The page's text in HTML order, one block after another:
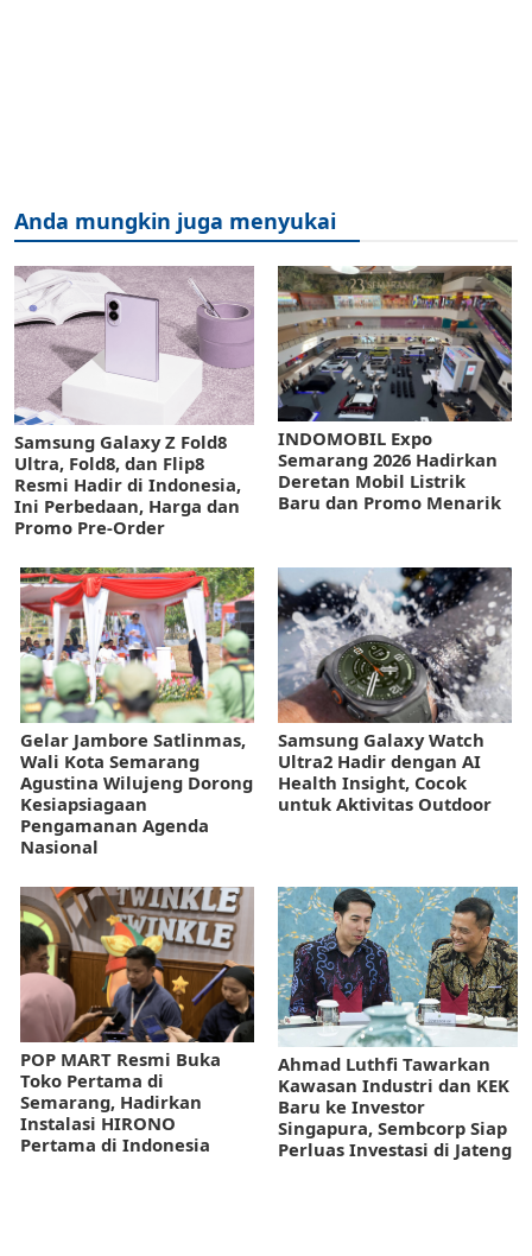
Anda mungkin juga menyukai
Samsung Galaxy Z Fold8
Ultra, Fold8, dan Flip8
Resmi Hadir di Indonesia,
Ini Perbedaan, Harga dan
Promo Pre-Order
INDOMOBIL Expo
Semarang 2026 Hadirkan
Deretan Mobil Listrik
Baru dan Promo Menarik
Gelar Jambore Satlinmas,
Wali Kota Semarang
Agustina Wilujeng Dorong
Kesiapsiagaan
Pengamanan Agenda
Nasional
Samsung Galaxy Watch
Ultra2 Hadir dengan AI
Health Insight, Cocok
untuk Aktivitas Outdoor
POP MART Resmi Buka
Toko Pertama di
Semarang, Hadirkan
Instalasi HIRONO
Pertama di Indonesia
Ahmad Luthfi Tawarkan
Kawasan Industri dan KEK
Baru ke Investor
Singapura, Sembcorp Siap
Perluas Investasi di Jateng